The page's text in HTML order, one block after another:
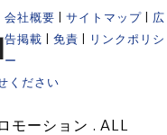
会社概要 サイトマップ
広
告掲載
免責
リンクポリシ
ー
ください
ーション . ALL